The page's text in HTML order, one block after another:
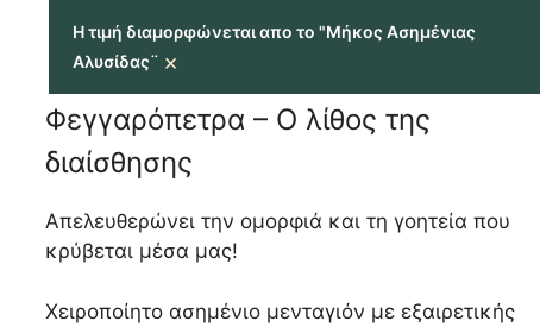
Η τιμή διαμορφώνεται απο το "Μήκος Ασημένιας
Αλυσίδας¨ ×
Φεγγαρόπετρα – Ο λίθος της
διαίσθησης
Απελευθερώνει την ομορφιά και τη γοητεία που
κρύβεται μέσα μας!
Χειροποίητο ασημένιο μενταγιόν με εξαιρετικής